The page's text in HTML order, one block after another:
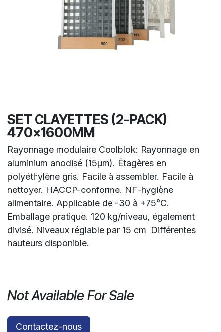
SET CLAYETTES (2-PACK)
470x1600MM
Rayonnage modulaire Coolblok: Rayonnage en
aluminium anodisé (15µm). Étagères en
polyéthylène gris. Facile à assembler. Facile à
nettoyer. HACCP-conforme. NF-hygiène
alimentaire. Applicable de -30 à +75°C.
Emballage pratique. 120 kg/niveau, également
divisé. Niveaux réglable par 15 cm. Différentes
hauteurs disponible.
Not Available For Sale
Contactez-nous